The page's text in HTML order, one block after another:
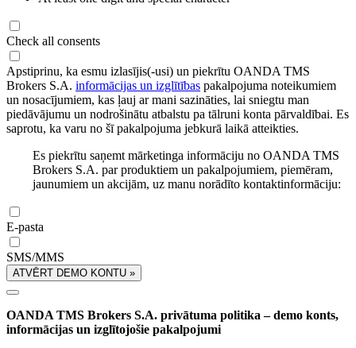
Check all consents
Apstiprinu, ka esmu izlasījis(-usi) un piekrītu OANDA TMS
Brokers S.A. informācijas un izglītības pakalpojuma noteikumiem
un nosacījumiem, kas ļauj ar mani sazināties, lai sniegtu man
piedāvājumu un nodrošinātu atbalstu pa tālruni konta pārvaldībai. Es
saprotu, ka varu no šī pakalpojuma jebkurā laikā atteikties.
Es piekrītu saņemt mārketinga informāciju no OANDA TMS
Brokers S.A. par produktiem un pakalpojumiem, piemēram,
jaunumiem un akcijām, uz manu norādīto kontaktinformāciju:
E-pasta
SMS/MMS
ATVĒRT DEMO KONTU »
OANDA TMS Brokers S.A. privātuma politika – demo konts,
informācijas un izglītojošie pakalpojumi